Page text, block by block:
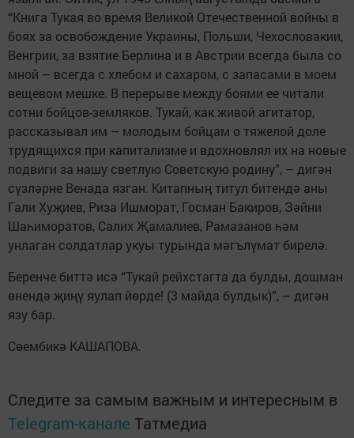
“Книга Тукая во время Великой Отечественной войны в
боях за освобождение Украины, Польши, Чехословакии,
Венгрии, за взятие Берлина и в Австрии всегда была со
мной – всегда с хлебом и сахаром, с запасами в моем
вещевом мешке. В перерыве между боями ее читали
сотни бойцов-земляков. Тукай, как живой агитатор,
рассказывал им – молодым бойцам о тяжелой доле
трудящихся при капитализме и вдохновлял их на новые
подвиги за нашу светлую Советскую родину”, – дигән
сүзләрне Венада язган. Китапның титул битендә аны
Гали Хуҗиев, Риза Ишморат, Госман Бакиров, Зәйни
Шаһиморатов, Салих Җамалиев, Рамазанов һәм
унлаган солдатлар укуы турында мәгълүмат бирелә.
Беренче биттә исә “Тукай рейхстагта да булды, дошман
өнендә җиңү яулап йөрде! (3 майда булдык)”, – дигән
язу бар.
Сөембикә КАШАПОВА.
Следите за самым важным и интересным в
Telegram-канале Татмедиа